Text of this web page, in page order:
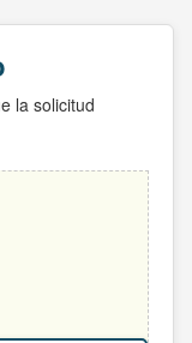
la solicitud